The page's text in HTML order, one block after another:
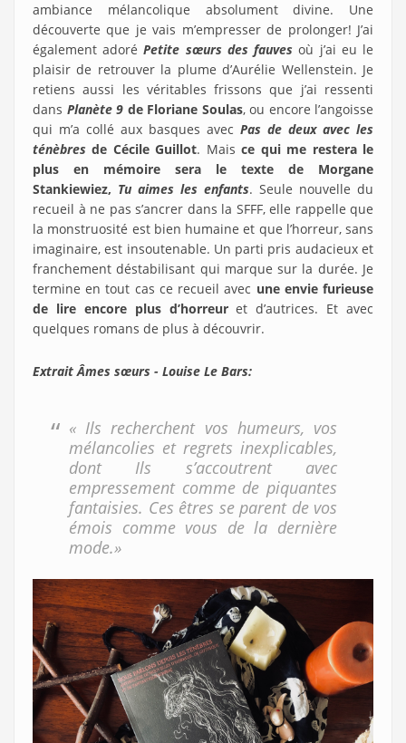
ambiance mélancolique absolument divine. Une
découverte que je vais m’empresser de prolonger! J’ai
également adoréPetite sœurs des fauves où j’ai eu le
plaisir de retrouver la plume d’Aurélie Wellenstein. Je
retiens aussi les véritables frissons que j’ai ressenti
dans Planète 9 de Floriane Soulas, ou encore l’angoisse
qui m’a collé aux basques avec Pas de deux avec les
ténèbres de Cécile Guillot. Maisce qui me restera le
plus en mémoire sera le texte de Morgane
Stankiewiez, Tu aimes les enfants. Seule nouvelle du
recueil à ne pas s’ancrer dans la SFFF, elle rappelle que
la monstruosité est bien humaine et que l’horreur, sans
imaginaire, est insoutenable. Un parti pris audacieux et
franchement déstabilisant qui marque sur la durée. Je
termine en tout cas ce recueil avec une envie furieuse
de lire encore plus d’horreuret d’autrices. Et avec
quelques romans de plus à découvrir.
Extrait Âmes sœurs - Louise Le Bars:
« Ils recherchent vos humeurs, vos
mélancolies et regrets inexplicables,
dont Ils s’accoutrent avec
empressement comme de piquantes
fantaisies. Ces êtres se parent de vos
émois comme vous de la dernière
mode.»